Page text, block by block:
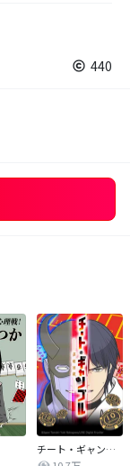
440
チート・ギャンブルー謀略博戯ー